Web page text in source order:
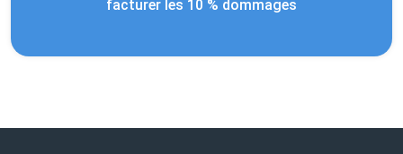
facturer les 10 % dommages